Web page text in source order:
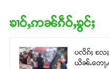
ၶၢဝ်ႇဢၼ်ၵဵဝ်ႇၶွင်ႈ
ပလိၵ်ႈ လႄ
ယိၼ်ႉတေႃႇ